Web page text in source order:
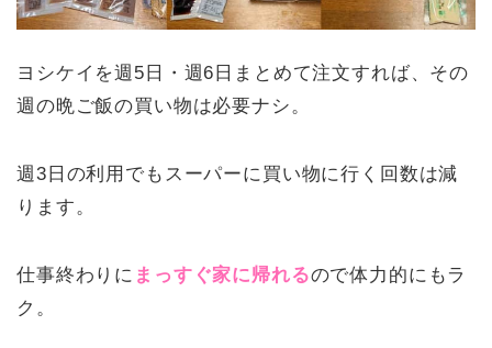
ヨシケイを週5日・週6日まとめて注文すれば、その
週の晩ご飯の買い物は必要ナシ。
週3日の利用でもスーパーに買い物に行く回数は減
ります。
仕事終わりに まっすぐ家に帰れるので体力的にもラ
ク。